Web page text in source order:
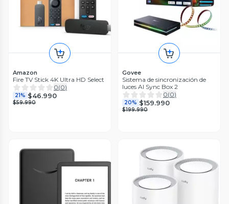
Amazon
Fire TV Stick 4K Ultra HD Select
0(0)
21% $46.990
$59.990
Govee
Sistema de sincronización de
luces AI Sync Box 2
0(0)
20% $159.990
$199.990